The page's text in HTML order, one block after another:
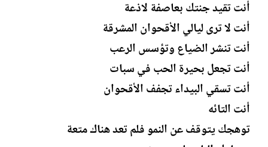
أنت تقيد جنتك بعاصفة لاذعة
أنت لا ترى ليالي الأقحوان المشرقة
أنت تنشر الضياع وتؤسس الرعب
أنت تجعل بحيرة الحب في سبات
أنت تسقي البيداء تجفف الأقحوان
أنت التائه
توهجك يتوقف عن النمو فلم تعد هناك متعة